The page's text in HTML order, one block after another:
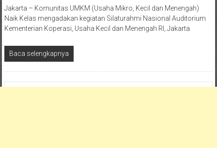
Jakarta – Komunitas UMKM (Usaha Mikro, Kecil dan Menengah)
Naik Kelas mengadakan kegiatan Silaturahmi Nasional Auditorium
Kementerian Koperasi, Usaha Kecil dan Menengah RI, Jakarta
Baca selengkapnya